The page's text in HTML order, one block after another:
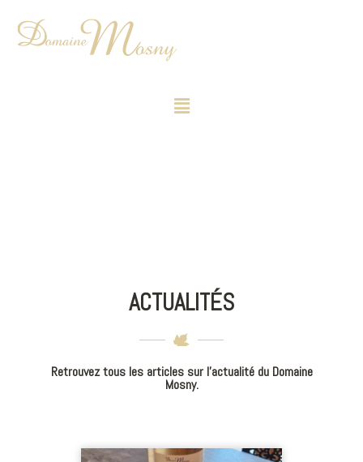
ACTUALITÉS
Retrouvez tous les articles sur l’actualité du Domaine
Mosny.